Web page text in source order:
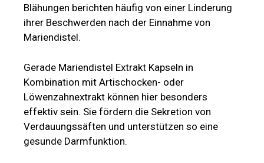
Blähungen berichten häufig von einer Linderung
ihrer Beschwerden nach der Einnahme von
Mariendistel.
Gerade Mariendistel Extrakt Kapseln in
Kombination mit Artischocken- oder
Löwenzahnextrakt können hier besonders
effektiv sein. Sie fördern die Sekretion von
Verdauungssäften und unterstützen so eine
gesunde Darmfunktion.